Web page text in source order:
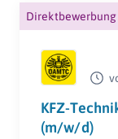
Direktbewerbung
KFZ-
(m/w/d)